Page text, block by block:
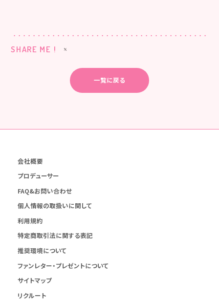
SHARE ME !
一覧に戻る
会社概要
プロデューサー
FAQ&お問い合わせ
個人情報の取扱いに関して
利用規約
特定商取引法に関する表記
推奨環境について
ファンレター・プレゼントについて
サイトマップ
リクルート